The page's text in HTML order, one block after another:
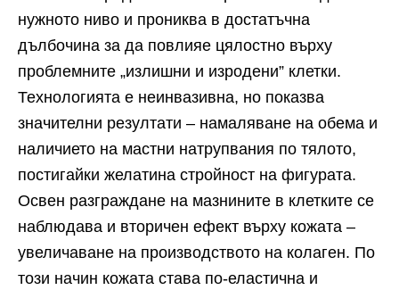
нужното ниво и прониква в достатъчна
дълбочина за да повлияе цялостно върху
проблемните „излишни и изродени” клетки.
Технологията е неинвазивна, но показва
значителни резултати – намаляване на обема и
наличието на мастни натрупвания по тялото,
постигайки желатина стройност на фигурата.
Освен разграждане на мазнините в клетките се
наблюдава и вторичен ефект върху кожата –
увеличаване на производството на колаген. По
този начин кожата става по-еластична и